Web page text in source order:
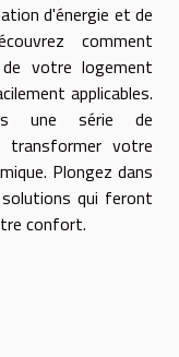
d'énergie et de
comment
votre logement
applicables.
une série de
transformer votre
Plongez dans
qui feront
confort.